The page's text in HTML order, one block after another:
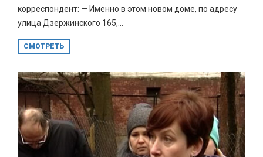
корреспондент: — Именно в этом новом доме, по адресу
улица Дзержинского 165,...
СМОТРЕТЬ